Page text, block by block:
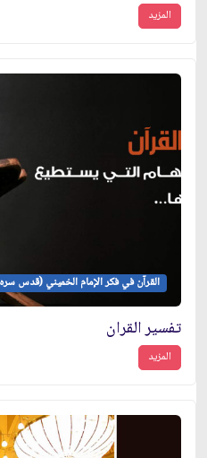
المزيد
القرآن في فكر الإمام الخميني (قدس
تفسير القران
المزيد